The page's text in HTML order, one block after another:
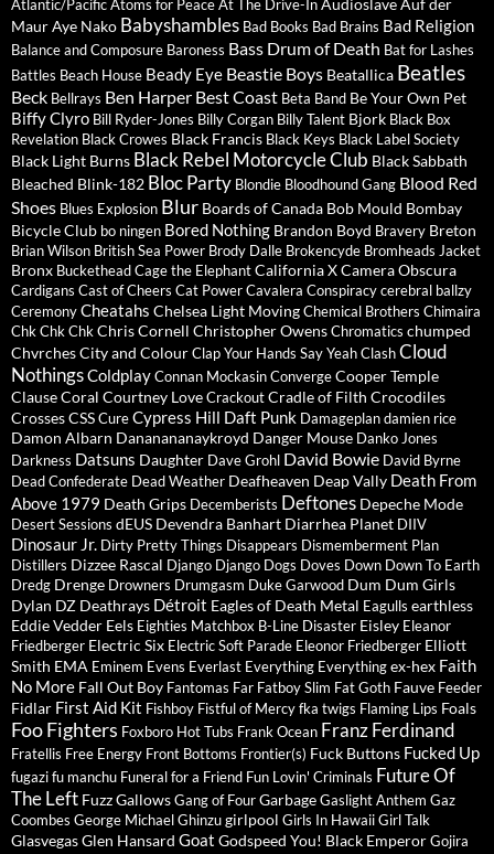
Atlantic/PacificAtoms for PeaceAt The Drive-InAudioslaveAuf der
MaurAye Nako Babyshambles Bad Books Bad Brains Bad Religion
Balance and Composure Baroness Bass Drum of Death Bat for Lashes
Battles Beach House Beady Eye Beastie Boys Beatallica Beatles
Beck Bellrays Ben Harper Best Coast Beta Band Be Your Own Pet
Biffy Clyro Bill Ryder-Jones Billy Corgan Billy Talent Bjork Black Box
Revelation Black Crowes Black Francis Black Keys Black Label Society
Black Light Burns Black Rebel Motorcycle Club Black Sabbath
Bleached Blink-182 Bloc Party Blondie Bloodhound Gang Blood Red
Shoes Blues Explosion Blur Boards of Canada Bob Mould Bombay
Bicycle Club bo ningen Bored Nothing Brandon Boyd Bravery Breton
Brian Wilson British Sea Power Brody Dalle Brokencyde Bromheads Jacket
Bronx BucketheadCage the ElephantCalifornia XCamera Obscura
Cardigans Cast of Cheers Cat PowerCavalera Conspiracycerebral ballzy
CeremonyCheatahs Chelsea Light MovingChemical Brothers Chimaira
Chk Chk ChkChris Cornell Christopher OwensChromatics chumped
ChvrchesCity and ColourClap Your Hands Say YeahClashCloud
NothingsColdplayConnan MockasinConvergeCooper Temple
ClauseCoral Courtney LoveCrackoutCradle of Filth Crocodiles
CrossesCSSCureCypress Hill Daft Punk Damageplandamien rice
Damon Albarn Dananananaykroyd Danger Mouse Danko Jones
Darkness Datsuns Daughter Dave Grohl David Bowie David Byrne
Dead Confederate Dead Weather Deafheaven Deap Vally Death From
Above 1979 Death Grips Decemberists Deftones Depeche Mode
Desert Sessions dEUS Devendra Banhart Diarrhea Planet DIIV
Dinosaur Jr. Dirty Pretty Things Disappears Dismemberment Plan
Distillers Dizzee Rascal Django Django Dogs Doves Down Down To Earth
Dredg Drenge Drowners Drumgasm Duke Garwood Dum Dum Girls
Dylan DZ Deathrays Détroit Eagles of Death Metal Eagulls earthless
Eddie Vedder Eels Eighties Matchbox B-Line Disaster Eisley Eleanor
Friedberger Electric Six Electric Soft Parade Eleonor Friedberger Elliott
Smith EMA Eminem Evens Everlast Everything Everythingex-hex Faith
No More Fall Out Boy Fantomas Far Fatboy Slim Fat Goth Fauve Feeder
Fidlar First Aid Kit Fishboy Fistful of Mercyfka twigs Flaming Lips Foals
Foo Fighters Foxboro Hot Tubs Frank Ocean Franz Ferdinand
Fratellis Free Energy Front Bottoms Frontier(s) Fuck Buttons Fucked Up
fugazifu manchu Funeral for a Friend Fun Lovin' Criminals Future Of
The Left FuzzGallowsGang of FourGarbageGaslight Anthem Gaz
Coombes George MichaelGhinzugirlpool Girls In HawaiiGirl Talk
GlasvegasGlen Hansard Goat Godspeed You! Black EmperorGojira